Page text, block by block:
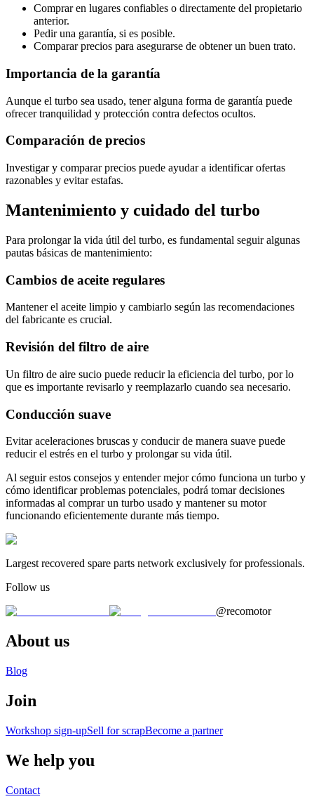
Comprar en lugares confiables o directamente del propietario
anterior.
Pedir una garantía, si es posible.
Comparar precios para asegurarse de obtener un buen trato.
Importancia de la garantía
Aunque el turbo sea usado, tener alguna forma de garantía puede
ofrecer tranquilidad y protección contra defectos ocultos.
Comparación de precios
Investigar y comparar precios puede ayudar a identificar ofertas
razonables y evitar estafas.
Mantenimiento y cuidado del turbo
Para prolongar la vida útil del turbo, es fundamental seguir algunas
pautas básicas de mantenimiento:
Cambios de aceite regulares
Mantener el aceite limpio y cambiarlo según las recomendaciones
del fabricante es crucial.
Revisión del filtro de aire
Un filtro de aire sucio puede reducir la eficiencia del turbo, por lo
que es importante revisarlo y reemplazarlo cuando sea necesario.
Conducción suave
Evitar aceleraciones bruscas y conducir de manera suave puede
reducir el estrés en el turbo y prolongar su vida útil.
Al seguir estos consejos y entender mejor cómo funciona un turbo y
cómo identificar problemas potenciales, podrá tomar decisiones
informadas al comprar un turbo usado y mantener su motor
funcionando eficientemente durante más tiempo.
Largest recovered spare parts network exclusively for professionals.
Follow us
@recomotor
About us
Blog
Join
Workshop sign-upSell for scrapBecome a partner
We help you
Contact